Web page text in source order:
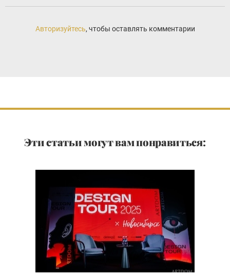
Авторизуйтесь, чтобы оставлять комментарии
Эти статьи могут вам понравиться: